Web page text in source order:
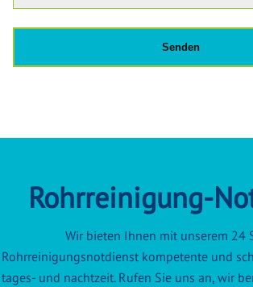
Rohrreinigung-
Wir bieten Ihnen mit unserem 24
Rohrreinigungsnotdienst kompetente und
tages- und nachtzeit. Rufen Sie uns an, wir